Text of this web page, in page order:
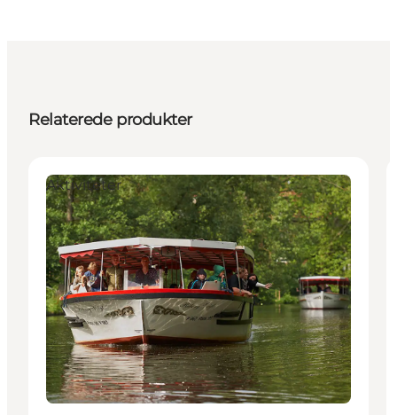
Relaterede produkter
Aktiviteter